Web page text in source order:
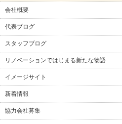
会社概要
代表ブログ
スタッフブログ
リノベーションではじまる新たな物語
イメージサイト
新着情報
協力会社募集